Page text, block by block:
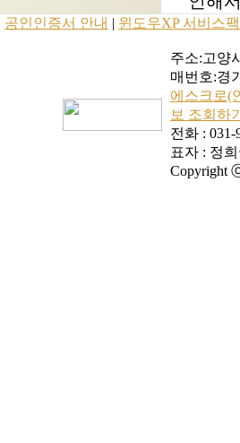
공인인증서 안내 | 윈도우XP 서비스
주소:고양
매번호:경
에스크로(
보 조회하기
전화 : 031-
표자 : 정
Copyright